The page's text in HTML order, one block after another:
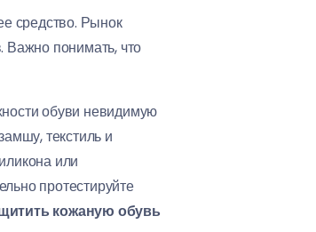
средство. Рынок
Важно понимать, что
обуви невидимую
текстиль и
или
протестируйте
кожаную обувь